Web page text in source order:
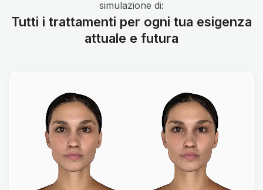
simulazione di:
Tutti i trattamenti per ogni tua esigenza
attuale e futura